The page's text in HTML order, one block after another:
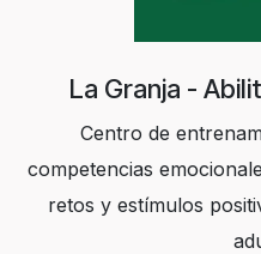
La Granja -
Centro de
competencias
retos y estímulos